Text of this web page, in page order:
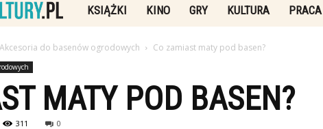
Rebeliakultury.pl
KSIĄŻKI KINO GRY KULTURA PRACA
Akcesoria do basenów ogrodowych Co zamiast maty pod basen?
MATY POD BASEN?
311 0